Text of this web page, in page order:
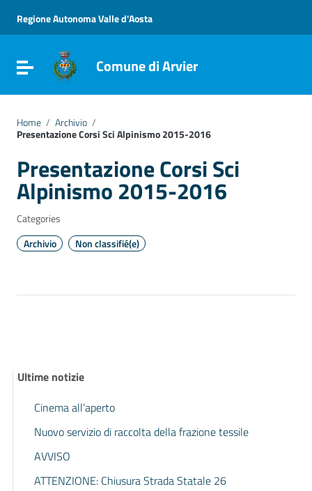
Go to the navigation menu
Go to the footer
Regione Autonoma Valle d'Aosta
Toggle navigationComune di Arvier
Home / Archivio /
Presentazione Corsi Sci Alpinismo 2015-2016
Presentazione Corsi Sci
Alpinismo 2015-2016
Categories
Archivio
Non classifié(e)
Ultime notizie
Cinema all’aperto
Nuovo servizio di raccolta della frazione tessile
AVVISO
ATTENZIONE: Chiusura Strada Statale 26